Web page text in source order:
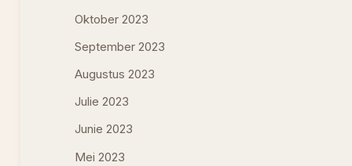
Oktober 2023
September 2023
Augustus 2023
Julie 2023
Junie 2023
Mei 2023